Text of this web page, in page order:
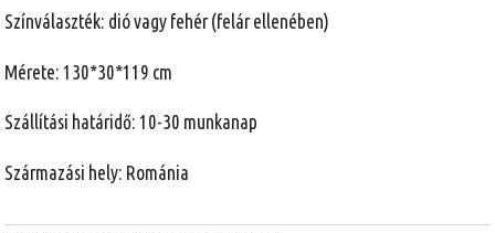
Színválaszték: dió vagy fehér (felár ellenében)
Mérete: 130*30*119 cm
Szállítási határidő: 10-30 munkanap
Származási hely: Románia